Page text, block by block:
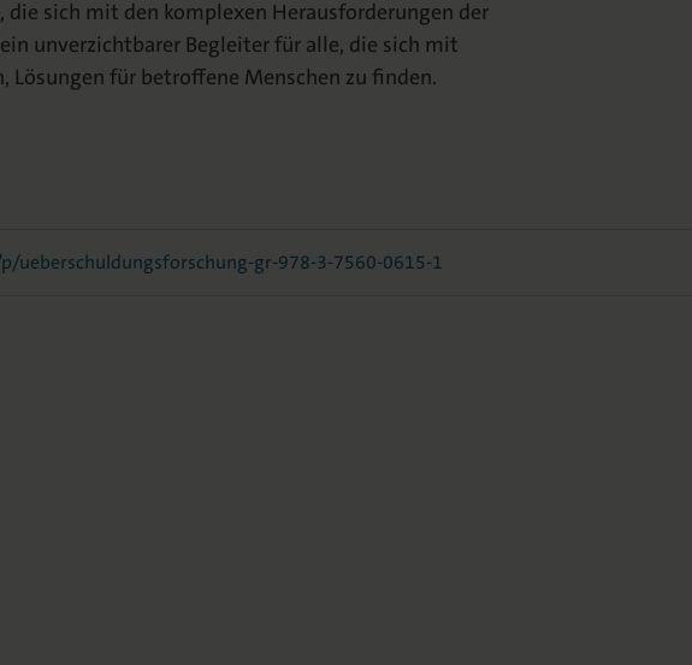
sich mit den komplexen Herausforderungen der
unverzichtbarer Begleiter für alle, die sich mit
für betroffene Menschen zu finden.
gr-978-3-7560-0615-1